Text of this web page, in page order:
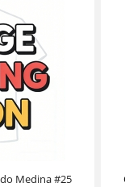
Medina #25